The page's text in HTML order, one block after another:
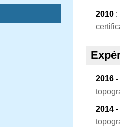
2010 :
2016
2014